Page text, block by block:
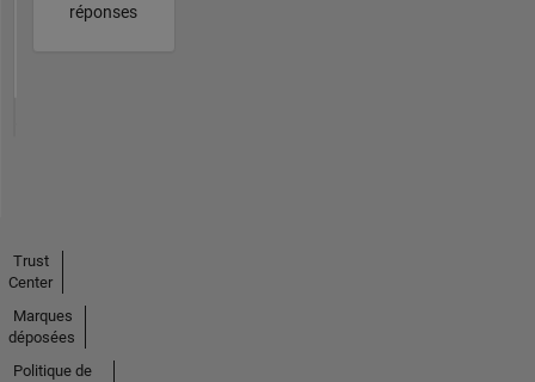
réponses
Trust
Center
Marques
déposées
Politique de